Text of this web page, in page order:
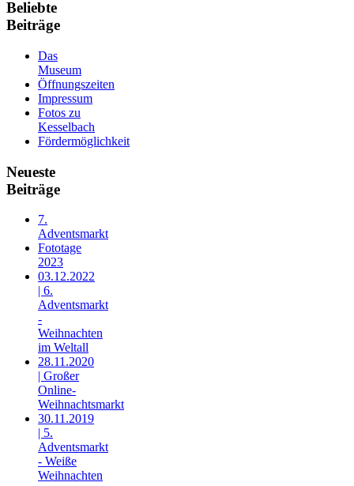
Beliebte
Beiträge
Das
Museum
Öffnungszeiten
Impressum
Fotos zu
Kesselbach
Fördermöglichkeit
Neueste
Beiträge
7.
Adventsmarkt
Fototage
2023
03.12.2022
| 6.
Adventsmarkt
-
Weihnachten
im Weltall
28.11.2020
| Großer
Online-
Weihnachtsmarkt
30.11.2019
| 5.
Adventsmarkt
- Weiße
Weihnachten